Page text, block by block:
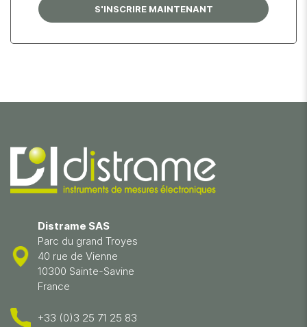
S'INSCRIRE MAINTENANT
Distrame SAS
Parc du grand Troyes
40 rue de Vienne
10300 Sainte-Savine
France
+33 (0)3 25 71 25 83